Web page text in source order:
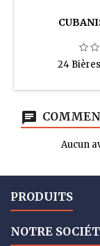
24
Aucun
PRODUITS
NOTRE